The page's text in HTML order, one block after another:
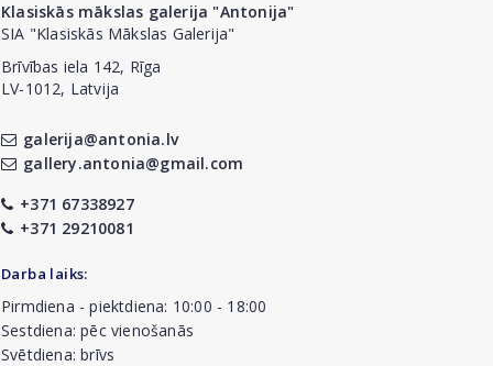
Klasiskās mākslas galerija "Antonija"
SIA "Klasiskās Mākslas Galerija"
Brīvības iela 142, Rīga
LV-1012, Latvija
galerija@antonia.lv
gallery.antonia@gmail.com
+371 67338927
+371 29210081
Darba laiks:
Pirmdiena - piektdiena: 10:00 - 18:00
Sestdiena: pēc vienošanās
Svētdiena: brīvs